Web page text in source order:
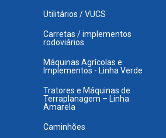
Utilitários / VUCS
Carretas / implementos
rodoviários
Máquinas Agrícolas e
Implementos - Linha Verde
Tratores e Máquinas de
Terraplanagem – Linha
Amarela
Caminhões